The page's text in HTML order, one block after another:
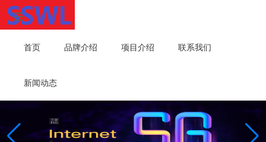
首页 品牌介绍 项目介绍 联系我们
新闻动态